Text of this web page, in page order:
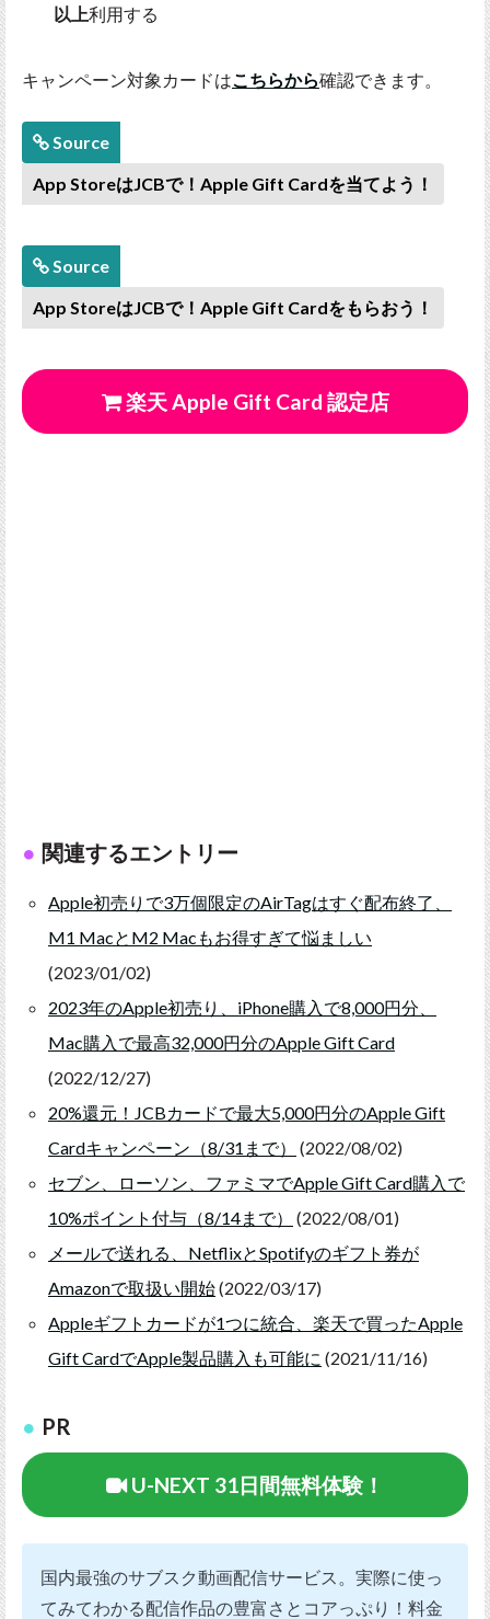
以上利用する
キャンペーン対象カードはこちらから確認できます。
Source
App StoreはJCBで！Apple Gift Cardを当てよう！
Source
App StoreはJCBで！Apple Gift Cardをもらおう！
楽天 Apple Gift Card 認定店
関連するエントリー
Apple初売りで3万個限定のAirTagはすぐ配布終了、
M1 MacとM2 Macもお得すぎて悩ましい
(2023/01/02)
2023年のApple初売り、iPhone購入で8,000円分、
Mac購入で最高32,000円分のApple Gift Card
(2022/12/27)
20%還元！JCBカードで最大5,000円分のApple Gift
Cardキャンペーン（8/31まで）
(2022/08/02)
セブン、ローソン、ファミマでApple Gift Card購入で
10%ポイント付与（8/14まで）
(2022/08/01)
メールで送れる、NetflixとSpotifyのギフト券が
Amazonで取扱い開始(2022/03/17)
Appleギフトカードが1つに統合、楽天で買ったApple
Gift CardでApple製品購入も可能に (2021/11/16)
PR
U-NEXT 31日間無料体験！
国内最強のサブスク動画配信サービス。実際に使っ
てみてわかる配信作品の豊富さとコアっぷり！料金